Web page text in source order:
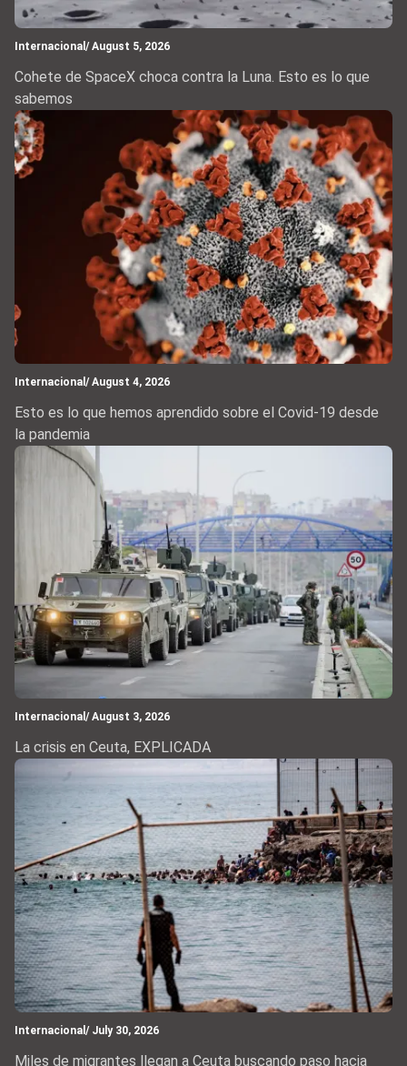
Internacional / August 5, 2026
Cohete de SpaceX choca contra la Luna. Esto es lo que
sabemos
Internacional / August 4, 2026
Esto es lo que hemos aprendido sobre el Covid-19 desde
la pandemia
Internacional / August 3, 2026
La crisis en Ceuta, EXPLICADA
Internacional / July 30, 2026
Miles de migrantes llegan a Ceuta buscando paso hacia